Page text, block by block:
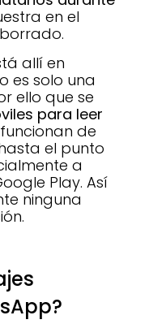
en el
allí en
es solo una
ello que se
para leer
de
el punto
a
Play. Así
ninguna